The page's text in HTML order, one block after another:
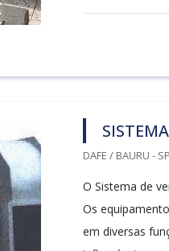
DAFE / BAURU - SP
O Sistema de
Os
em diversas